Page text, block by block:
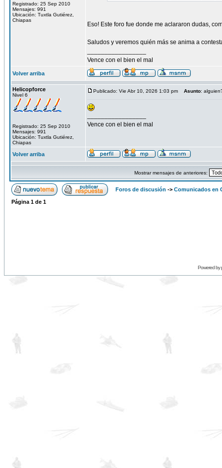
Registrado: 25 Sep 2010
Mensajes: 991
Ubicación: Tuxtla Gutiérez,
Chiapas
Eso! Este foro fue donde me aclararon dudas,
Saludos y veremos quién más se anima a
Vence con el bien el mal
Volver arriba
Helicopforce
Nivel 6
Registrado: 25 Sep 2010
Mensajes: 991
Ubicación: Tuxtla Gutiérez,
Chiapas
Publicado: Vie Abr 10, 2026 1:03 pm Asunto:
Vence con el bien el mal
Volver arriba
Mostrar mensajes de anteriores:
Foros de discusión -> Comunicados en
Página 1 de 1
Powered by